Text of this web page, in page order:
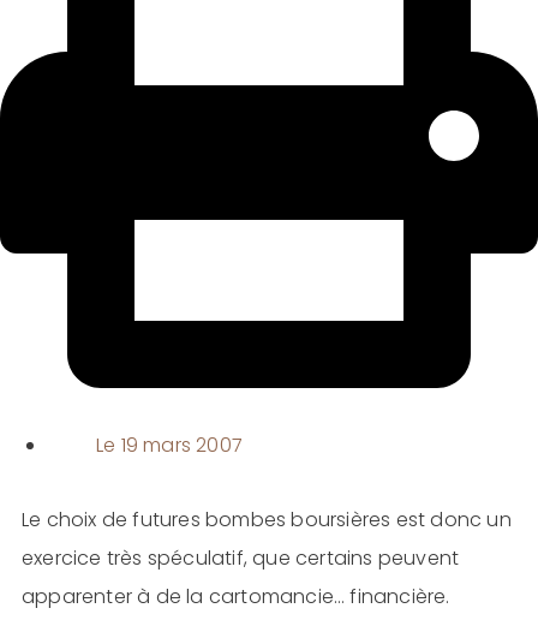
Le 19 mars 2007
Le choix de futures bombes boursières est donc un
exercice très spéculatif, que certains peuvent
apparenter à de la cartomancie… financière.